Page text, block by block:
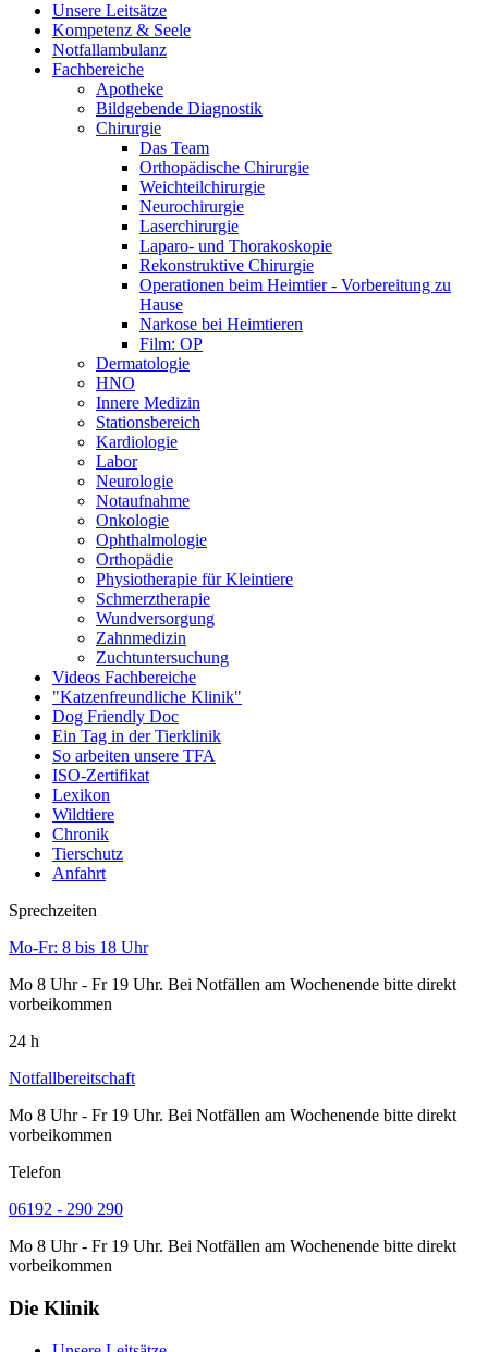
Unsere Leitsätze
Kompetenz & Seele
Notfallambulanz
Fachbereiche
Apotheke
Bildgebende Diagnostik
Chirurgie
Das Team
Orthopädische Chirurgie
Weichteilchirurgie
Neurochirurgie
Laserchirurgie
Laparo- und Thorakoskopie
Rekonstruktive Chirurgie
Operationen beim Heimtier - Vorbereitung zu
Hause
Narkose bei Heimtieren
Film: OP
Dermatologie
HNO
Innere Medizin
Stationsbereich
Kardiologie
Labor
Neurologie
Notaufnahme
Onkologie
Ophthalmologie
Orthopädie
Physiotherapie für Kleintiere
Schmerztherapie
Wundversorgung
Zahnmedizin
Zuchtuntersuchung
Videos Fachbereiche
"Katzenfreundliche Klinik"
Dog Friendly Doc
Ein Tag in der Tierklinik
So arbeiten unsere TFA
ISO-Zertifikat
Lexikon
Wildtiere
Chronik
Tierschutz
Anfahrt
Sprechzeiten
Mo-Fr: 8 bis 18 Uhr
Mo 8 Uhr - Fr 19 Uhr. Bei Notfällen am Wochenende bitte direkt
vorbeikommen
24 h
Notfallbereitschaft
Mo 8 Uhr - Fr 19 Uhr. Bei Notfällen am Wochenende bitte direkt
vorbeikommen
Telefon
06192 - 290 290
Mo 8 Uhr - Fr 19 Uhr. Bei Notfällen am Wochenende bitte direkt
vorbeikommen
Die Klinik